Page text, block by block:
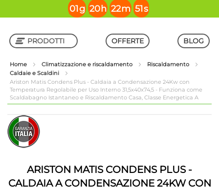
01g 20h 22m 51s
PRODOTTI
Shop in Shop
OFFERTE BLOG
Home Climatizzazione e riscaldamento
Riscaldamento
Caldaie e Scaldini
Ariston Matis Condens Plus - Caldaia a Condensazione 24Kw con
Temperatura Regolabile per Uso Interno 31,5x40x74,5 - Funziona come
Scaldabagno Istantaneo e Riscaldamento Casa, Classe Energetica A
Vai
alla
fine
della
Vai
all'inizio
della
galleria
immaginiARISTON MATIS CONDENS PLUS -
CALDAIA A CONDENSAZIONE 24KW CON